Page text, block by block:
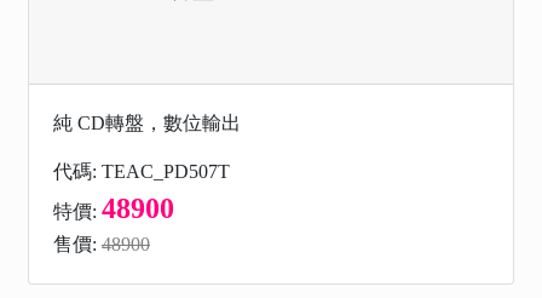
純 CD轉盤，數位輸出
代碼: TEAC_PD507T
特價: 48900
售價: 48900